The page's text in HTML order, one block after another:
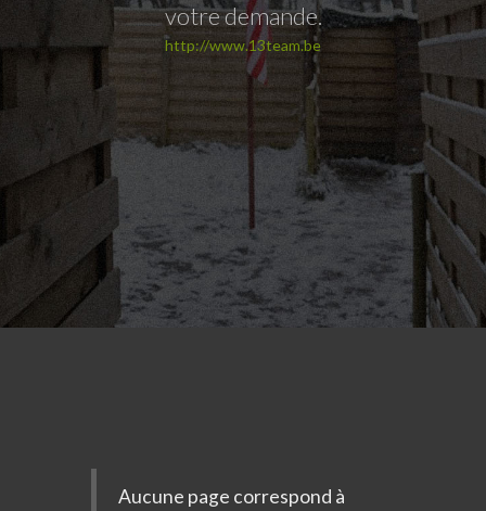
votre demande.
http://www.13team.be
Aucune page correspond à